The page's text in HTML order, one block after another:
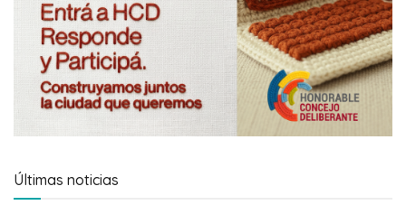
Últimas noticias